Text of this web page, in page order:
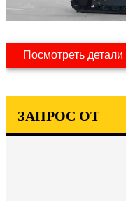
Посмотреть детали
ЗАПРОС ОТ